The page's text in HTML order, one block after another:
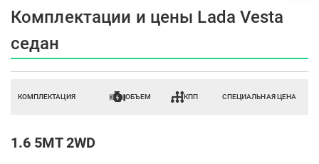
Комплектации и цены Lada Vesta
седан
КОМПЛЕКТАЦИЯ ОБЪЕМ КПП СПЕЦИАЛЬНАЯ ЦЕНА
1.6 5MT 2WD